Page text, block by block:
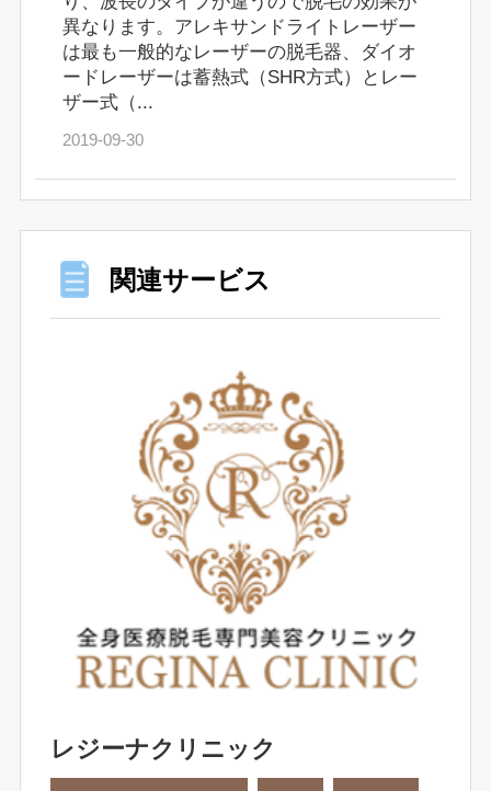
異なります。アレキサンドライトレーザー
は最も一般的なレーザーの脱毛器、ダイオ
ードレーザーは蓄熱式（SHR方式）とレー
ザー式（...
2019-09-30
関連サービス
レジーナクリニック